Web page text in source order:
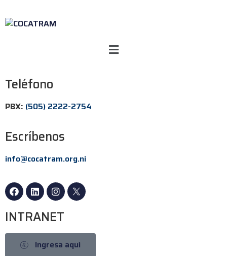
Teléfono
PBX: (505) 2222-2754
Escríbenos
info@cocatram.org.ni
INTRANET
Ingresa aquí